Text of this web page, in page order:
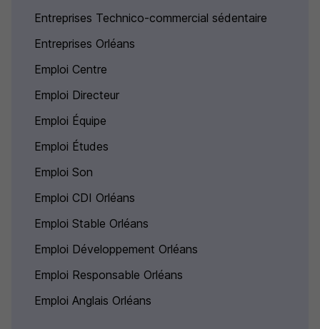
Entreprises Technico-commercial sédentaire
Entreprises Orléans
Emploi Centre
Emploi Directeur
Emploi Équipe
Emploi Études
Emploi Son
Emploi CDI Orléans
Emploi Stable Orléans
Emploi Développement Orléans
Emploi Responsable Orléans
Emploi Anglais Orléans